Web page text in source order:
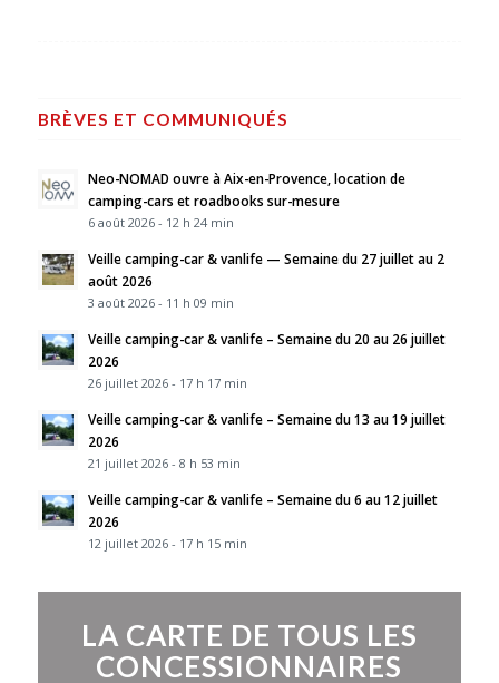
BRÈVES ET COMMUNIQUÉS
Neo-NOMAD ouvre à Aix-en-Provence, location de
camping-cars et roadbooks sur-mesure
6 août 2026 - 12 h 24 min
Veille camping-car & vanlife — Semaine du 27 juillet au 2
août 2026
3 août 2026 - 11 h 09 min
Veille camping-car & vanlife – Semaine du 20 au 26 juillet
2026
26 juillet 2026 - 17 h 17 min
Veille camping-car & vanlife – Semaine du 13 au 19 juillet
2026
21 juillet 2026 - 8 h 53 min
Veille camping-car & vanlife – Semaine du 6 au 12 juillet
2026
12 juillet 2026 - 17 h 15 min
LA CARTE DE TOUS LES
CONCESSIONNAIRES